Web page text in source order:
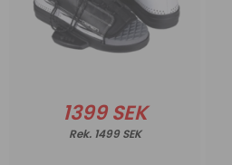
1399 SEK
1499 SEK